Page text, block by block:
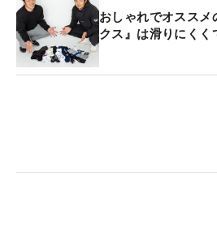
おしゃれでオススメ
クス』は滑りにくく